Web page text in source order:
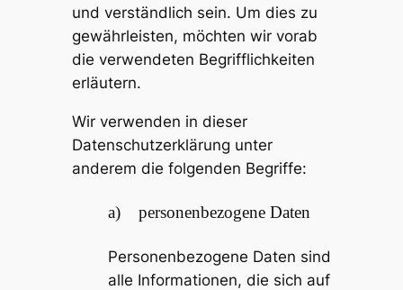
und verständlich sein. Um dies zu
gewährleisten, möchten wir vorab
die verwendeten Begrifflichkeiten
erläutern.
Wir verwenden in dieser
Datenschutzerklärung unter
anderem die folgenden Begriffe:
a) personenbezogene Daten
Personenbezogene Daten sind
alle Informationen, die sich auf